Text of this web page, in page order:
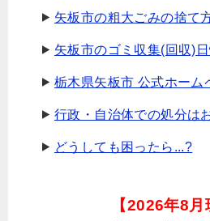
矢板市の粗大ごみの捨て
矢板市のゴミ収集(回収)
栃木県矢板市 公式ホーム
行政・自治体での処分は
どうしても困ったら...?
【2026年8月